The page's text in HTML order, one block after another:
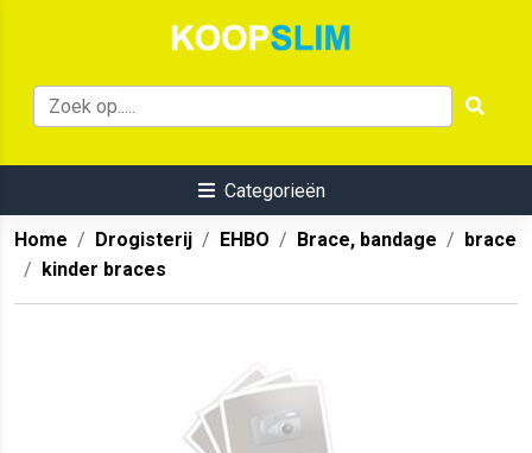
Categorieën
Home Drogisterij EHBO Brace, bandage
brace
kinder braces